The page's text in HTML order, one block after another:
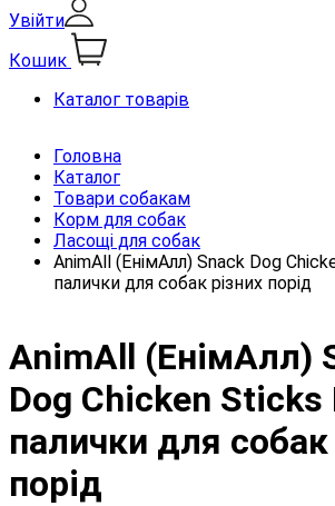
Увійти
Кошик
Каталог товарів
Головна
Каталог
Товари собакам
Корм для собак
Ласощі для собак
AnimAll (ЕнімАлл) Snack Dog
палички для собак різних порід
AnimAll (ЕнімАлл)
Dog Chicken Sticks
палички для собак
порід